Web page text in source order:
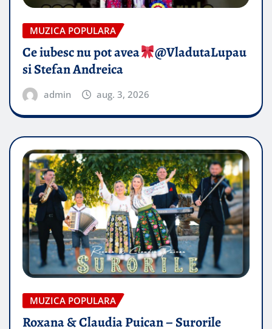
MUZICA POPULARA
Ce iubesc nu pot avea
​@VladutaLupau
si Stefan Andreica
admin aug. 3, 2026
MUZICA POPULARA
Roxana & Claudia Puican – Surorile